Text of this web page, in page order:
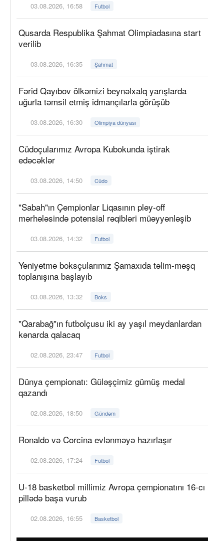
03.08.2026, 16:58 Futbol
Qusarda Respublika Şahmat Olimpiadasına start
verilib
03.08.2026, 16:35 Şahmat
Fərid Qayıbov ölkəmizi beynəlxalq yarışlarda
uğurla təmsil etmiş idmançılarla görüşüb
03.08.2026, 16:30 Olimpiya dünyası
Cüdoçularımız Avropa Kubokunda iştirak
edəcəklər
03.08.2026, 14:50 Cüdo
"Sabah"ın Çempionlar Liqasının pley-off
mərhələsində potensial rəqibləri müəyyənləşib
03.08.2026, 14:32 Futbol
Yeniyetmə boksçularımız Şamaxıda təlim-məşq
toplanışına başlayıb
03.08.2026, 13:32 Boks
"Qarabağ"ın futbolçusu iki ay yaşıl meydanlardan
kənarda qalacaq
02.08.2026, 23:47 Futbol
Dünya çempionatı: Güləşçimiz gümüş medal
qazandı
02.08.2026, 18:50 Gündəm
Ronaldo və Corcina evlənməyə hazırlaşır
02.08.2026, 17:24 Futbol
U-18 basketbol millimiz Avropa çempionatını 16-cı
pillədə başa vurub
02.08.2026, 16:55 Basketbol